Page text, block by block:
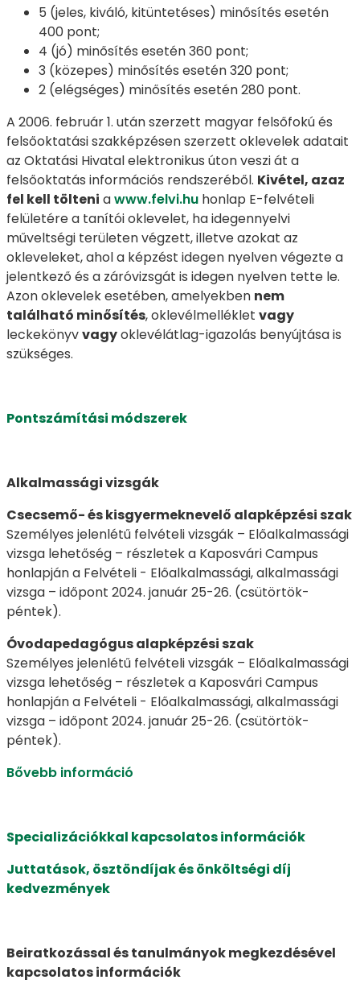
5 (jeles, kiváló, kitüntetéses) minősítés esetén
400 pont;
4 (jó) minősítés esetén 360 pont;
3 (közepes) minősítés esetén 320 pont;
2 (elégséges) minősítés esetén 280 pont.
A 2006. február 1. után szerzett magyar felsőfokú és
felsőoktatási szakképzésen szerzett oklevelek adatait
az Oktatási Hivatal elektronikus úton veszi át a
felsőoktatás információs rendszeréből. Kivétel, azaz
fel kell tölteni awww.felvi.hu honlap E-felvételi
felületére a tanítói oklevelet, ha idegennyelvi
műveltségi területen végzett, illetve azokat az
okleveleket, ahol a képzést idegen nyelven végezte a
jelentkező és a záróvizsgát is idegen nyelven tette le.
Azon oklevelek esetében, amelyekben nem
található minősítés, oklevélmelléklet vagy
leckekönyvvagyoklevélátlag-igazolás benyújtása is
szükséges.
Pontszámítási módszerek
Alkalmassági vizsgák
Csecsemő- és kisgyermeknevelő alapképzési szak
Személyes jelenlétű felvételi vizsgák – Előalkalmassági
vizsga lehetőség – részletek a Kaposvári Campus
honlapján a Felvételi - Előalkalmassági, alkalmassági
vizsga – időpont 2024. január 25-26. (csütörtök-
péntek).
Óvodapedagógus alapképzési szak
Személyes jelenlétű felvételi vizsgák – Előalkalmassági
vizsga lehetőség – részletek a Kaposvári Campus
honlapján a Felvételi - Előalkalmassági, alkalmassági
vizsga – időpont 2024. január 25-26. (csütörtök-
péntek).
Bővebb információ
Specializációkkal kapcsolatos információk
Juttatások, ösztöndíjak és önköltségi díj
kedvezmények
Beiratkozással és tanulmányok megkezdésével
kapcsolatos információk